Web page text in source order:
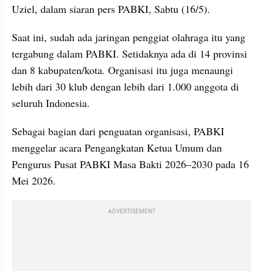
Uziel, dalam siaran pers PABKI, Sabtu (16/5).
Saat ini, sudah ada jaringan penggiat olahraga itu yang
tergabung dalam PABKI. Setidaknya ada di 14 provinsi
dan 8 kabupaten/kota. Organisasi itu juga menaungi
lebih dari 30 klub dengan lebih dari 1.000 anggota di
seluruh Indonesia.
Sebagai bagian dari penguatan organisasi, PABKI
menggelar acara Pengangkatan Ketua Umum dan
Pengurus Pusat PABKI Masa Bakti 2026–2030 pada 16
Mei 2026.
ADVERTISEMENT